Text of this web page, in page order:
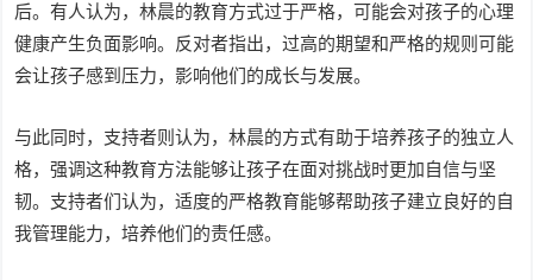
后。有人认为，林晨的教育方式过于严格，可能会对孩子的心理
健康产生负面影响。反对者指出，过高的期望和严格的规则可能
会让孩子感到压力，影响他们的成长与发展。
与此同时，支持者则认为，林晨的方式有助于培养孩子的独立人
格，强调这种教育方法能够让孩子在面对挑战时更加自信与坚
韧。支持者们认为，适度的严格教育能够帮助孩子建立良好的自
我管理能力，培养他们的责任感。